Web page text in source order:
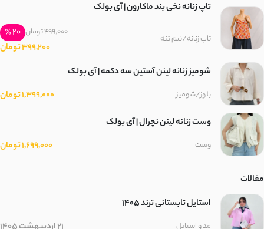
تاپ زنانه نخی بند ماکارون | آی بولک
تاپ زنانه/نیم تنه
499,000 تومان
20 ٪
399,200 تومان
شومیز زنانه لینن آستین سه دکمه | آی بولک
بلوز/شومیز
1,399,000 تومان
وست زنانه لینن نچرال | آی بولک
وست 1,699,000 تومان
مقالات
استایل تابستانی ترند ۱۴۰۵